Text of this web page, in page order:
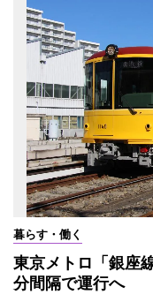
暮らす・働く
東京メトロ「銀座
分間隔で運行へ